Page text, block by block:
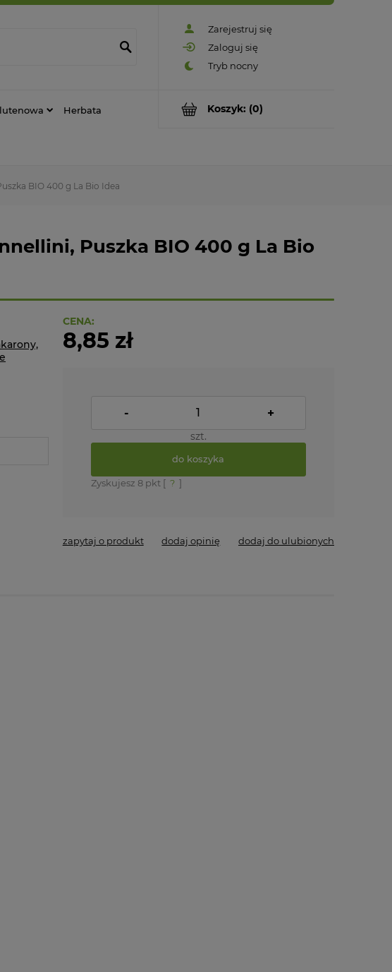
Zarejestruj się
Zaloguj się
Koszyk: (0)
Herbata
BIO 400 g La Bio Idea
Puszka BIO 400 g La Bio
CENA:
8,85 zł
- +
szt.
do koszyka
Zyskujesz 8pkt [ ? ]
zapytaj o produkt dodaj opinię dodaj do ulubionych